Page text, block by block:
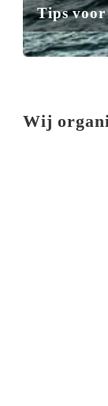
Tips voor
Wij